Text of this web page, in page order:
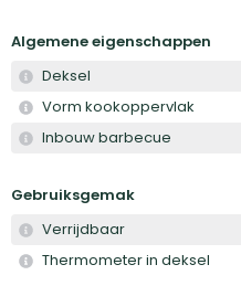
Algemene eigenschappen
Deksel
Vorm kookoppervlak
Inbouw barbecue
Gebruiksgemak
Verrijdbaar
Thermometer in deksel